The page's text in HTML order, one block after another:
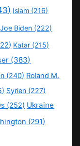
Islam (216)
Joe Biden (222)
Katar (215)
(383)
(240) Roland M.
Syrien (227)
(252) Ukraine
(291)